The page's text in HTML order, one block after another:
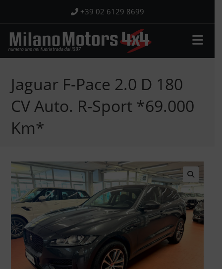
contenuto
+39 02 6129 8699
Jaguar F-Pace 2.0 D 180
CV Auto. R-Sport *69.000
Km*
🔍